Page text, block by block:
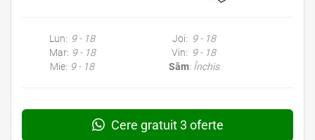
Lun: 9 - 18
Mar: 9 - 18
Mie: 9 - 18
Joi: 9 - 18
Vin: 9 - 18
Sâm: Închis
Cere gratuit 3 oferte